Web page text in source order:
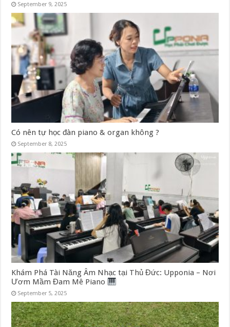
September 9, 2025
Có nên tự học đàn piano & organ không ?
September 8, 2025
Khám Phá Tài Năng Âm Nhạc tại Thủ Đức: Upponia – Nơi
Ươm Mầm Đam Mê Piano
September 5, 2025